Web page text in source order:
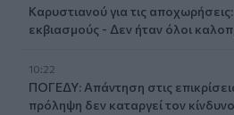
Καρυστιανού για τις
εκβιασμούς - Δεν ήταν όλοι
10:22
ΠΟΓΕΔΥ: Απάντηση στις
πρόληψη δεν καταργεί τον